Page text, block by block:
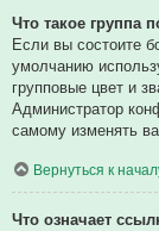
Что такое группа
Если вы состоите
умолчанию
групповые цвет и
Администратор
самому изменять
Вернуться к
Что означает